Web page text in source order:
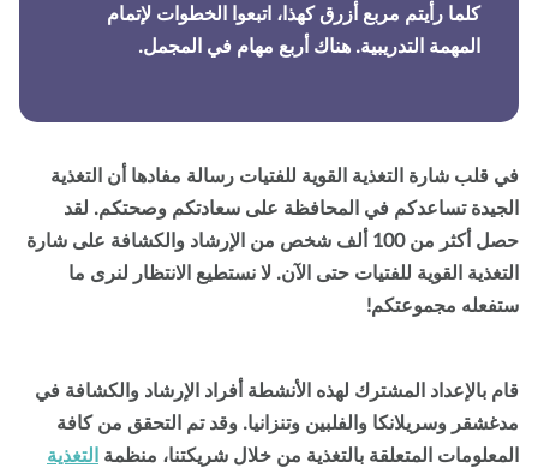
كلما رأيتم مربع أزرق كهذا، اتبعوا الخطوات لإتمام
المهمة التدريبية. هناكأربع مهامفي المجمل.
قلب شارة التغذية القوية للفتيات رسالة مفادهاأن التغذية
تساعدكم في المحافظة على سعادتكم وصحتكم.لقد
حصل أكثر من 100 ألف شخص من الإرشاد والكشافة على شارة
القوية للفتيات حتى الآن. لا نستطيع الانتظار لنرى ما
مجموعتكم!
بالإعداد المشترك لهذه الأنشطة أفراد الإرشاد والكشافة في
وسريلانكا والفلبين وتنزانيا. وقد تم التحقق من كافة
المتعلقة بالتغذية من خلال شريكتنا، منظمةالتغذية